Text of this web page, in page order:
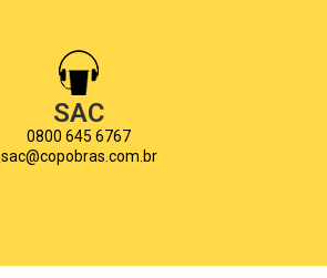
SAC
0800 645 6767
sac@copobras.com.br